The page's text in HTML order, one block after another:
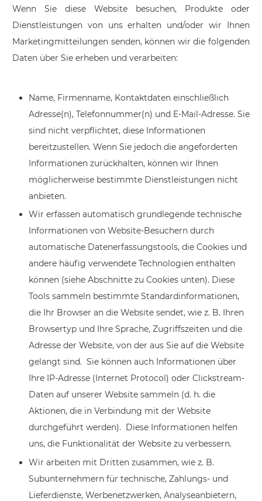
Wenn Sie diese Website besuchen, Produkte oder
Dienstleistungen von uns erhalten und/oder wir Ihnen
Marketingmitteilungen senden, können wir die folgenden
Daten über Sie erheben und verarbeiten:
Name, Firmenname, Kontaktdaten einschließlich
Adresse(n), Telefonnummer(n) und E-Mail-Adresse. Sie
sind nicht verpflichtet, diese Informationen
bereitzustellen. Wenn Sie jedoch die angeforderten
Informationen zurückhalten, können wir Ihnen
möglicherweise bestimmte Dienstleistungen nicht
anbieten.
Wir erfassen automatisch grundlegende technische
Informationen von Website-Besuchern durch
automatische Datenerfassungstools, die Cookies und
andere häufig verwendete Technologien enthalten
können (siehe Abschnitte zu Cookies unten). Diese
Tools sammeln bestimmte Standardinformationen,
die Ihr Browser an die Website sendet, wie z. B. Ihren
Browsertyp und Ihre Sprache, Zugriffszeiten und die
Adresse der Website, von der aus Sie auf die Website
gelangt sind. Sie können auch Informationen über
Ihre IP-Adresse (Internet Protocol) oder Clickstream-
Daten auf unserer Website sammeln (d. h. die
Aktionen, die in Verbindung mit der Website
durchgeführt werden). Diese Informationen helfen
uns, die Funktionalität der Website zu verbessern.
Wir arbeiten mit Dritten zusammen, wie z. B.
Subunternehmern für technische, Zahlungs- und
Lieferdienste, Werbenetzwerken, Analyseanbietern,